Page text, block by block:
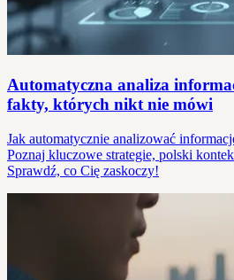
Automatyczna analiza
fakty, których nikt nie mówi
Jak automatycznie analizować
Poznaj kluczowe strategie, polski
Sprawdź, co Cię zaskoczy!